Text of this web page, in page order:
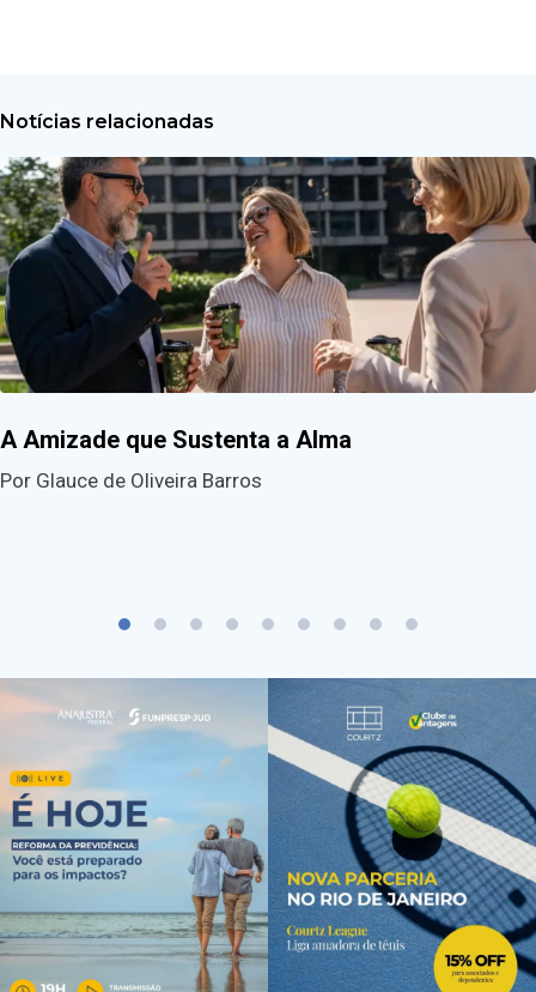
Notícias relacionadas
A Amizade que Sustenta a Alma
Por Glauce de Oliveira Barros